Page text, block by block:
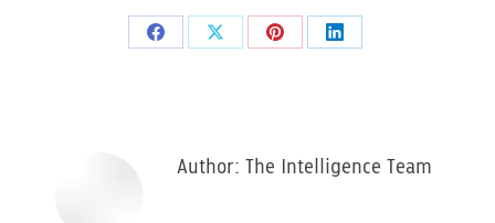
Share
Share
Share
Share
Author: The Intelligence Team